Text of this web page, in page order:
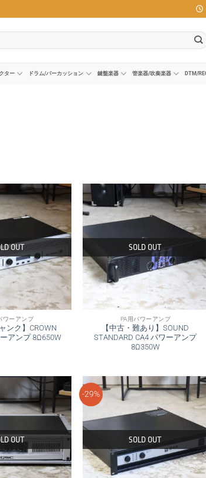
ター ドラム/パーカッション 鍵盤楽器 管楽器/吹奏楽器 DTM/
OUT
ワーアンプ
ンク】CROWN
アンプ 8Ω650W
SOLD OUT
PA用パワーアンプ
【中古・難あり】SOUND
STANDARD CA4 パワーアンプ
8Ω350W
OUT
-29%
SOLD OUT